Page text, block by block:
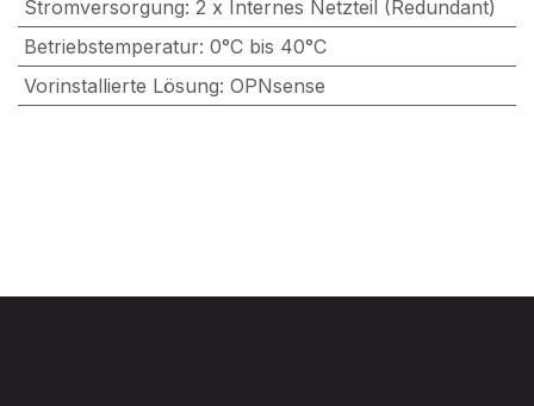
Stromversorgung: 2 x Internes Netzteil (Redundant)
Betriebstemperatur: 0°C bis 40°C
Vorinstallierte Lösung: OPNsense